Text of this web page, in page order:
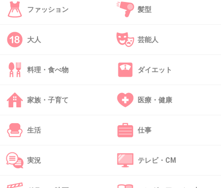
電通が買収→そこからさらにLDHが買収
46. 匿名 2016/10/30(日) 11:18:20
+500
ファッション 髪型
大人 芸能人
料理・食べ物 ダイエット
家族・子育て 医療・健康
生活 仕事
実況 テレビ・CM